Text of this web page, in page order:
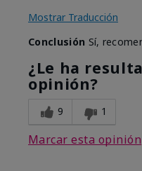
Mostrar Traducción
Conclusión Sí,
¿Le ha
opinión?
9 1
Marcar esta opinión